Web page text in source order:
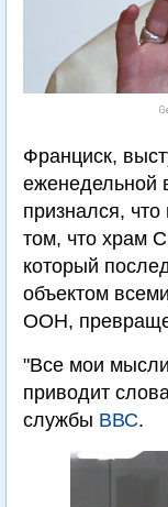
Франциск,
еженедельной
признался,
том, что храм
который
объектом
ООН,
"Все мои
приводит
службы ВВС.